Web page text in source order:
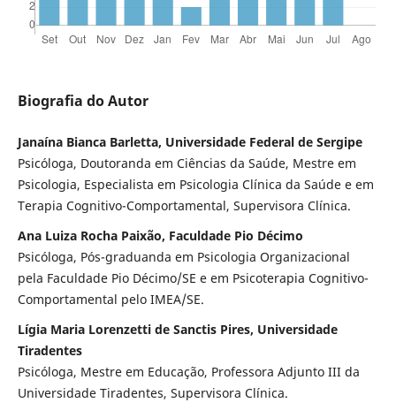
Biografia do Autor
Janaína Bianca Barletta, Universidade Federal de Sergipe
Psicóloga, Doutoranda em Ciências da Saúde, Mestre em
Psicologia, Especialista em Psicologia Clínica da Saúde e em
Terapia Cognitivo-Comportamental, Supervisora Clínica.
Ana Luiza Rocha Paixão, Faculdade Pio Décimo
Psicóloga, Pós-graduanda em Psicologia Organizacional
pela Faculdade Pio Décimo/SE e em Psicoterapia Cognitivo-
Comportamental pelo IMEA/SE.
Lígia Maria Lorenzetti de Sanctis Pires, Universidade
Tiradentes
Psicóloga, Mestre em Educação, Professora Adjunto III da
Universidade Tiradentes, Supervisora Clínica.